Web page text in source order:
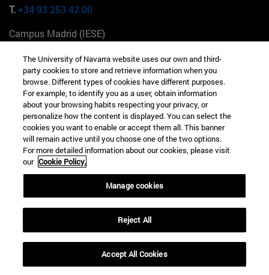
T.+34 93 253 42 00
Campus Madrid (IESE)
+34 912 11 30 00
Campus Nueva York (IESE)
165 W 57th St 10019-2201 Nueva York EE.UU
+1 646 346 8850
Campus Munich (IESE)
Maria-Theresia-Straße 15 81675 Múnich Alemania
+49 89 24209790
Campus Sao Paulo (IESE)
Rua Martiniano de Carvalho, 573 01321001 Bela Vista Brasil
The University of Navarra website uses our own and third-
party cookies to store and retrieve information when you
browse. Different types of cookies have different purposes.
For example, to identify you as a user, obtain information
about your browsing habits respecting your privacy, or
personalize how the content is displayed. You can select the
cookies you want to enable or accept them all. This banner
will remain active until you choose one of the two options.
For more detailed information about our cookies, please visit
our Cookie Policy.
Manage cookies
Reject All
Accept All Cookies